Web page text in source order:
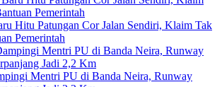
Hitu Patungan Cor Jalan Sendiri, Klaim Tak
Pemerintah
Mentri PU di Banda Neira, Runway